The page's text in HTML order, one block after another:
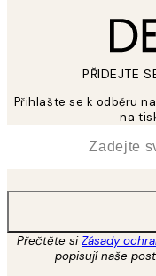
PŘIDEJTE
Přihlašte se k odběru
na
Přečtěte siZásady
popisují naše